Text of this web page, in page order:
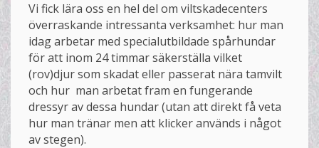
Vi fick lära oss en hel del om viltskadecenters
överraskande intressanta verksamhet: hur man
idag arbetar med specialutbildade spårhundar
för att inom 24 timmar säkerställa vilket
(rov)djur som skadat eller passerat nära tamvilt
och hur man arbetat fram en fungerande
dressyr av dessa hundar (utan att direkt få veta
hur man tränar men att klicker används i något
av stegen).